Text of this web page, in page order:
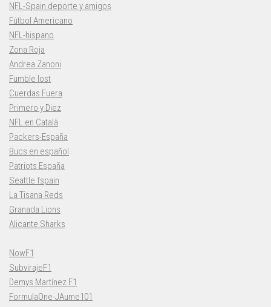
NFL-Spain deporte y amigos
Fútbol Americano
NFL-hispano
Zona Roja
Andrea Zanoni
Fumble lost
Cuerdas Fuera
Primero y Diez
NFL en Català
Packers-España
Bucs en español
Patriots España
Seattle fspain
La Tisana Reds
Granada Lions
Alicante Sharks
NowF1
SubvirajeF1
Demys Martínez F1
FormulaOne-JAume101